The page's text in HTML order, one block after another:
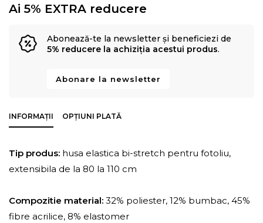
Ai 5% EXTRA reducere
Abonează-te la newsletter și beneficiezi de
5% reducere la achiziția acestui produs.
Abonare la newsletter
INFORMAȚII OPȚIUNI PLATĂ
Tip produs: husa elastica bi-stretch pentru fotoliu,
extensibila de la 80 la 110 cm
Compozitie material: 32% poliester, 12% bumbac, 45%
fibre acrilice, 8% elastomer